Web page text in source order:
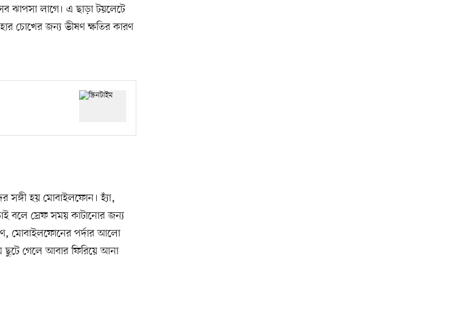
ঝাপসা লাগে। এ ছাড়া টয়লেটে
চোখের জন্য ভীষণ ক্ষতির কারণ
সঙ্গী হয় মোবাইলফোন। হ্যাঁ,
বলে স্রেফ সময় কাটানোর জন্য
মোবাইলফোনের পর্দার আলো
গেলে আবার ফিরিয়ে আনা